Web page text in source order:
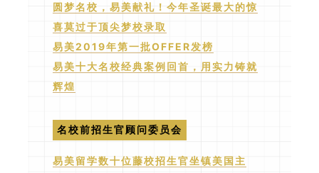
圆梦名校，易美献礼！今年圣诞最大的惊
喜莫过于顶尖梦校录取
易美2019年第一批OFFER发榜
易美十大名校经典案例回首，用实力铸就
辉煌
名校前招生官顾问委员会
易美留学数十位藤校招生官坐镇美国主